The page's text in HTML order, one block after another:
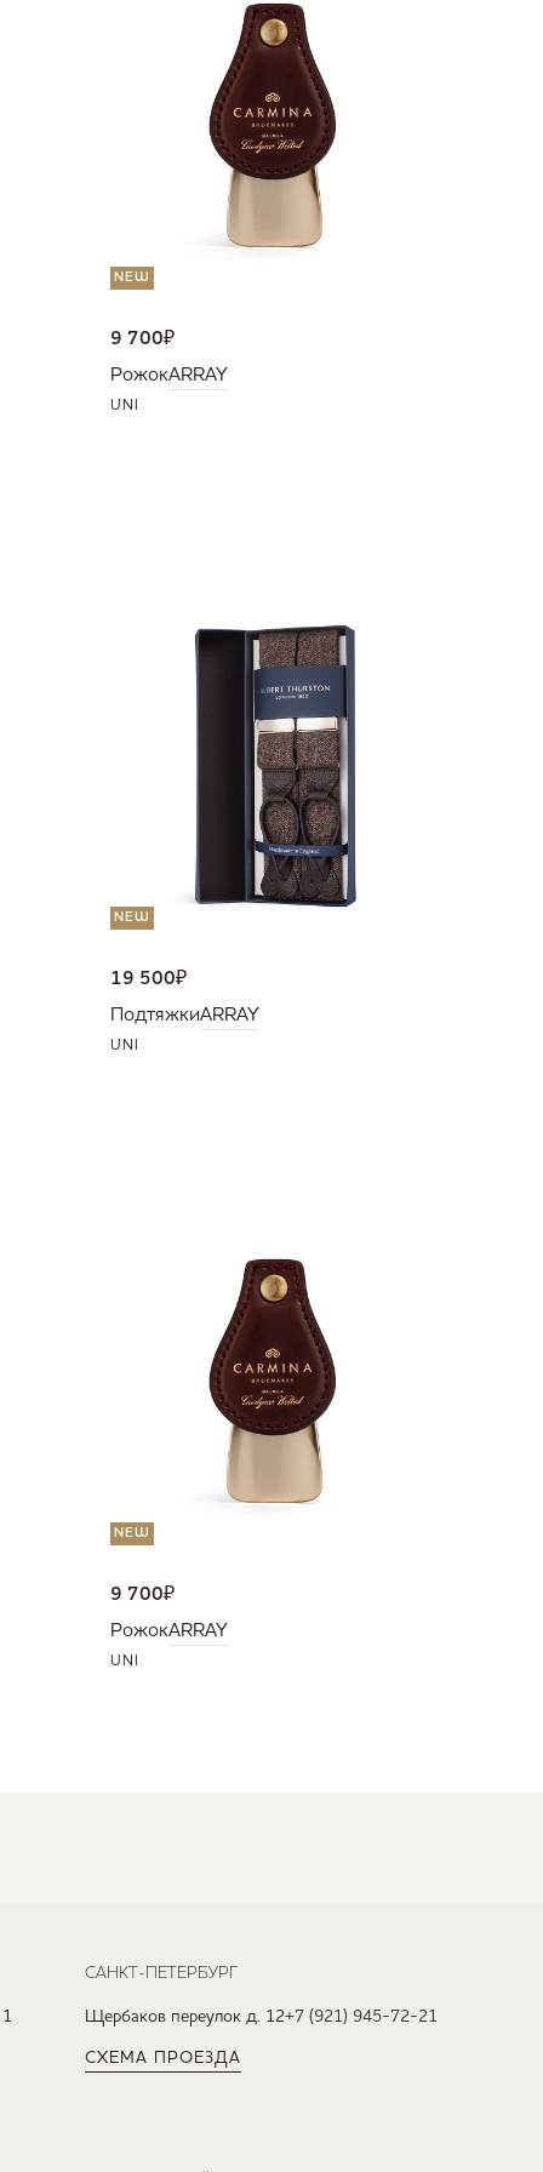
NEW
9 700₽
РожокARRAY
UNI
NEW
19 500₽
ПодтяжкиARRAY
UNI
NEW
9 700₽
РожокARRAY
UNI
САНКТ-ПЕТЕРБУРГ
Щербаков переулок д. 12+7 (921) 945-72-21
СХЕМА ПРОЕЗДА